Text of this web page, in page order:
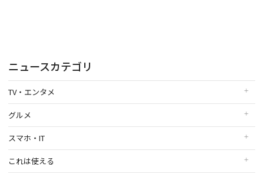
ニュースカテゴリ
TV・エンタメ
グルメ
スマホ・IT
これは使える